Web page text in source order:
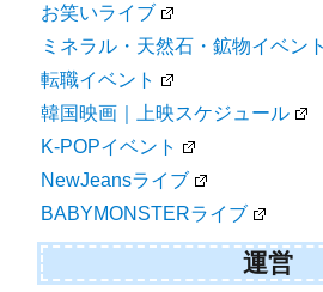
お笑いライブ
ミネラル・天然石・鉱物イベント
転職イベント
韓国映画｜上映スケジュール
K-POPイベント
NewJeansライブ
BABYMONSTERライブ
運営